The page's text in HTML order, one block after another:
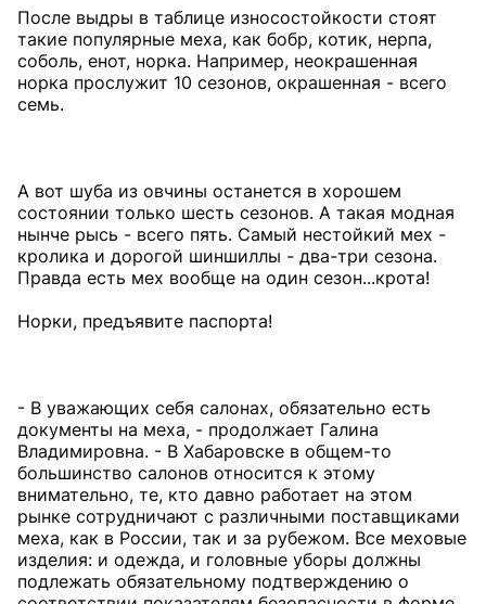
После выдры в таблице износостойкости стоят
такие популярные меха, как бобр, котик, нерпа,
соболь, енот, норка. Например, неокрашенная
норка прослужит 10 сезонов, окрашенная - всего
семь.
А вот шуба из овчины останется в хорошем
состоянии только шесть сезонов. А такая модная
нынче рысь - всего пять. Самый нестойкий мех -
кролика и дорогой шиншиллы - два-три сезона.
Правда есть мех вообще на один сезон...крота!
Норки, предъявите паспорта!
- В уважающих себя салонах, обязательно есть
документы на меха, - продолжает Галина
Владимировна. - В Хабаровске в общем-то
большинство салонов относится к этому
внимательно, те, кто давно работает на этом
рынке сотрудничают с различными поставщиками
меха, как в России, так и за рубежом. Все меховые
изделия: и одежда, и головные уборы должны
подлежать обязательному подтверждению о